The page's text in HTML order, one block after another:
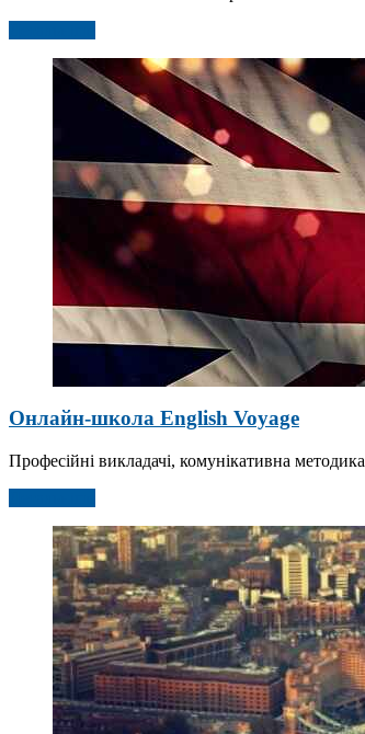
Онлайн-школа English Voyage
Професійні викладачі, комунікативна методика